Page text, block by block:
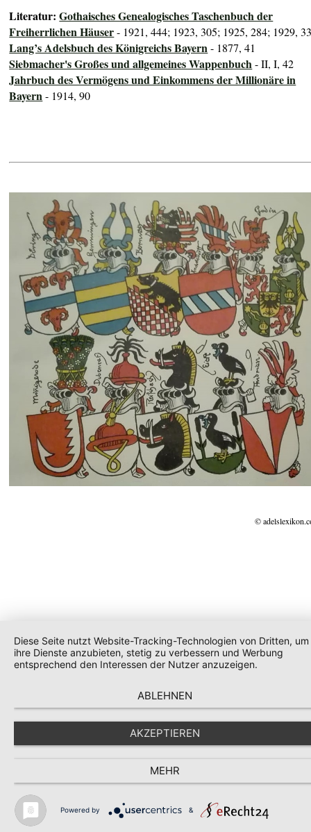
Literatur:Gothaisches Genealogisches Taschenbuch der
Freiherrlichen Häuser- 1921, 444; 1923, 305; 1925, 284; 1929,
Lang’s Adelsbuch des Königreichs Bayern- 1877, 41
Siebmacher's Großes und allgemeines Wappenbuch- II, I, 42
Jahrbuch des Vermögens und Einkommens der Millionäre in
Bayern- 1914, 90
©
Diese Seite nutzt Website-Tracking-Technologien von Dritten, um
ihre Dienste anzubieten, stetig zu verbessern und Werbung
entsprechend den Interessen der Nutzer anzuzeigen.
ABLEHNEN
AKZEPTIEREN
MEHR
Powered by &